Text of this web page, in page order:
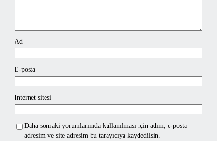
Ad
E-posta
İnternet sitesi
Daha sonraki yorumlarımda kullanılması için adım, e-posta
adresim ve site adresim bu tarayıcıya kaydedilsin.